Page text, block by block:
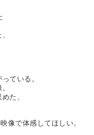
ている。
た、
像で体感してほしい。